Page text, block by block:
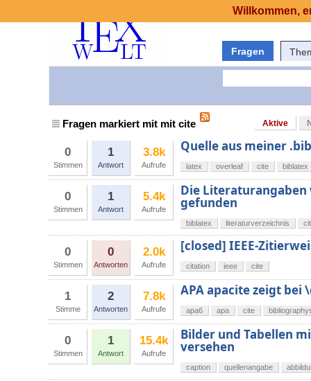
Fragen
Fragen markiert mit mit cite Aktive
0
Stimmen
1
Antwort
3.8k
Aufrufe
Quelle aus meiner
latex overleaf cite biblatex
0
Stimmen
1
Antwort
5.4k
Aufrufe
Die
gefunden
biblatex literaturverzeichnis
0
Stimmen
0
Antworten
2.0k
Aufrufe
[closed] IEEE-
citation ieee cite
1
Stimme
2
Antworten
7.8k
Aufrufe
APA apacite zeigt bei
apa6 apa cite
0
Stimmen
1
Antwort
15.4k
Aufrufe
Bilder und Tabellen
versehen
caption quellenangabe
Willkommen,